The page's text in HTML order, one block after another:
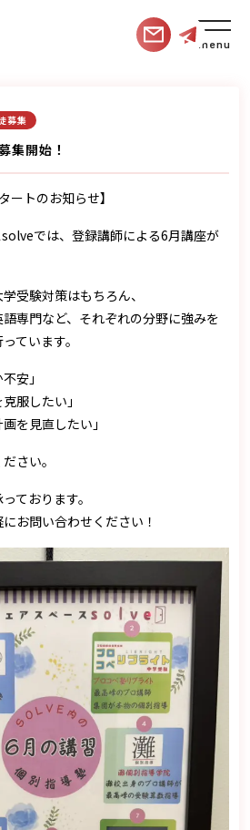
menu
募集
集開始！
ートのお知らせ】
では、登録講師による6月講座が
受験対策はもちろん、
専門など、それぞれの分野に強みを
ています。
安」
服したい」
を見直したい」
さい。
ております。
お問い合わせください！